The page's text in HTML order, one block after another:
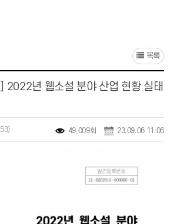
목록
년 웹소설 분야 산업 현황 실태
49,009회 23.09.06 11:06